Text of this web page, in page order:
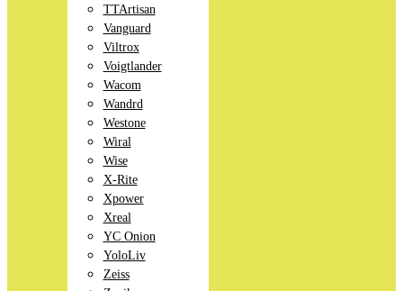
TTArtisan
Vanguard
Viltrox
Voigtlander
Wacom
Wandrd
Westone
Wiral
Wise
X-Rite
Xpower
Xreal
YC Onion
YoloLiv
Zeiss